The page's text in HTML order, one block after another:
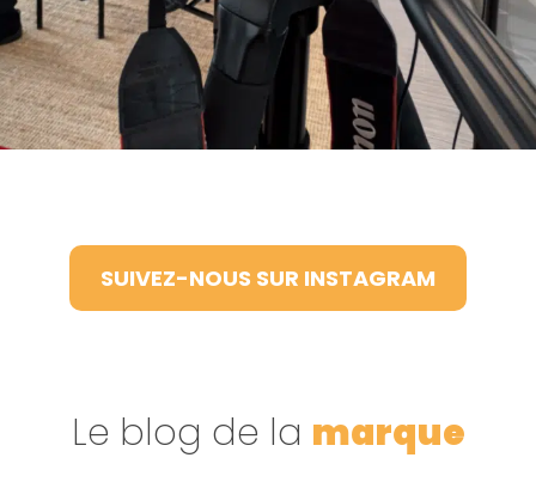
SUIVEZ-NOUS SUR INSTAGRAM
Le blog de la marque